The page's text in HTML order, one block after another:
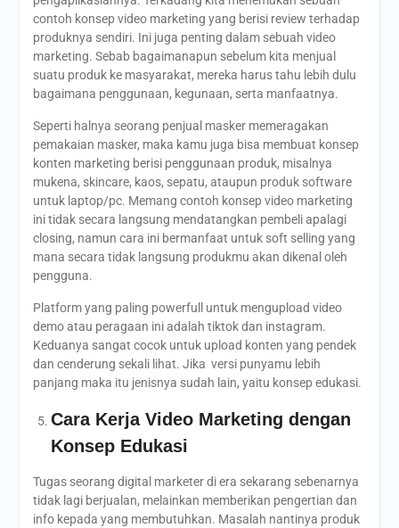
contoh konsep video marketing yang berisi review terhadap
produknya sendiri. Ini juga penting dalam sebuah video
marketing. Sebab bagaimanapun sebelum kita menjual
suatu produk ke masyarakat, mereka harus tahu lebih dulu
bagaimana penggunaan, kegunaan, serta manfaatnya.
Seperti halnya seorang penjual masker memeragakan
pemakaian masker, maka kamu juga bisa membuat konsep
konten marketing berisi penggunaan produk, misalnya
mukena, skincare, kaos, sepatu, ataupun produk software
untuk laptop/pc. Memang contoh konsep video marketing
ini tidak secara langsung mendatangkan pembeli apalagi
closing, namun cara ini bermanfaat untuk soft selling yang
mana secara tidak langsung produkmu akan dikenal oleh
pengguna.
Platform yang paling powerfull untuk mengupload video
demo atau peragaan ini adalah tiktok dan instagram.
Keduanya sangat cocok untuk upload konten yang pendek
dan cenderung sekali lihat. Jika versi punyamu lebih
panjang maka itu jenisnya sudah lain, yaitu konsep edukasi.
Cara Kerja Video Marketing dengan
Konsep Edukasi
Tugas seorang digital marketer di era sekarang sebenarnya
tidak lagi berjualan, melainkan memberikan pengertian dan
info kepada yang membutuhkan. Masalah nantinya produk